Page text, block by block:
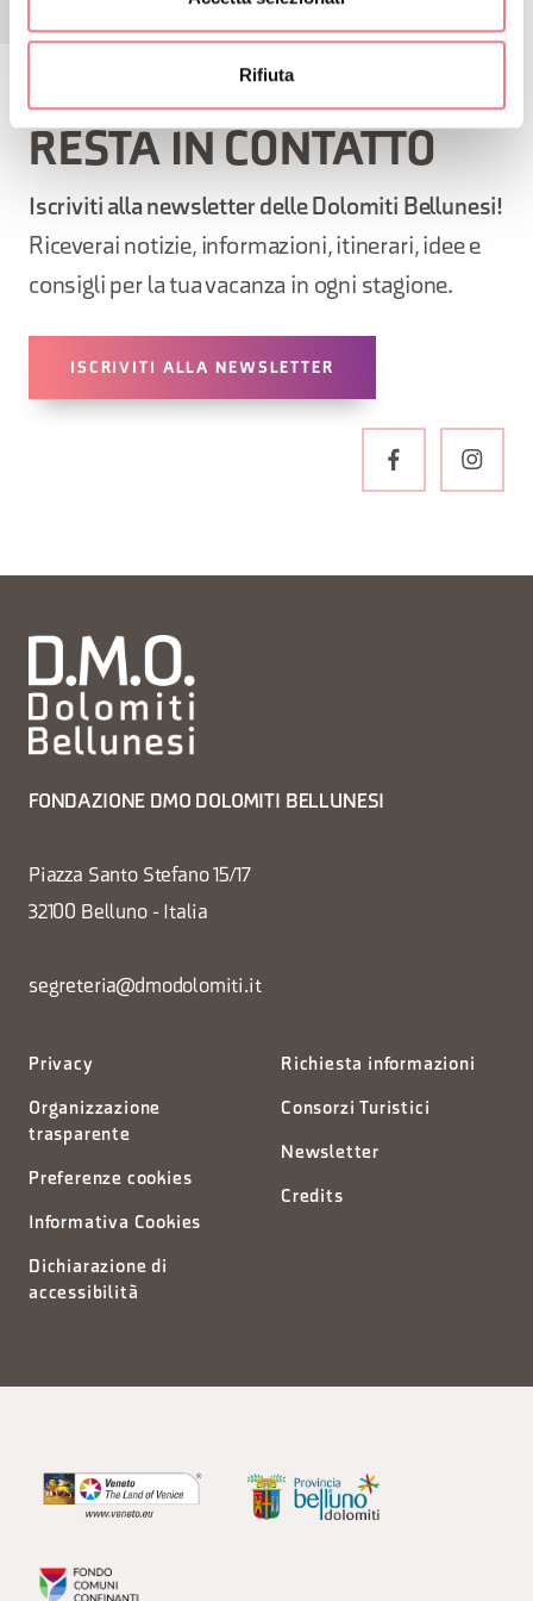
Rifiuta
RESTA IN CONTATTO
Iscriviti alla newsletter delle Dolomiti Bellunesi!
Riceverai notizie, informazioni, itinerari, idee e
consigli per la tua vacanza in ogni stagione.
ISCRIVITI ALLA NEWSLETTER
FONDAZIONE DMO DOLOMITI BELLUNESI
Piazza Santo Stefano 15/17
32100 Belluno - Italia
segreteria@dmodolomiti.it
Privacy
Organizzazione
trasparente
Preferenze cookies
Informativa Cookies
Dichiarazione di
accessibilità
Richiesta informazioni
Consorzi Turistici
Newsletter
Credits